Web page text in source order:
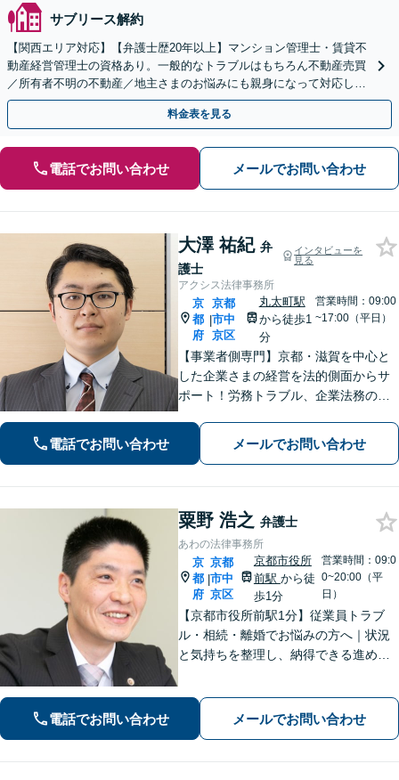
サブリース解約
【関西エリア対応】【弁護士歴20年以上】マンション管理士・賃貸不
動産経営管理士の資格あり。一般的なトラブルはもちろん不動産売買
／所有者不明の不動産／地主さまのお悩みにも親身になって対応しま
す【夜間・休日の相談可】
料金表を見る
電話でお問い合わせ メールでお問い合わせ
大澤 祐紀 弁
護士
インタビューを
見る
アクシス法律事務所
京
都
府
|
京都
市中
京区
丸太町駅
から徒歩1
分
営業時間：09:00
~17:00（平日）
【事業者側専門】京都・滋賀を中心と
した企業さまの経営を法的側面からサ
ポート！労務トラブル、企業法務のご
問題への対応を中心に、その他中小企
業法務について豊富な経験がありま
電話でお問い合わせ メールでお問い合わせ
粟野 浩之 弁護士
あわの法律事務所
京
都
府
|
京都
市中
京区
京都市役所
前駅 から徒
歩1分
営業時間：09:0
0~20:00（平
日）
【京都市役所前駅1分】従業員トラブ
ル・相続・離婚でお悩みの方へ｜状況
と気持ちを整理し、納得できる進め方
電話でお問い合わせ メールでお問い合わせ